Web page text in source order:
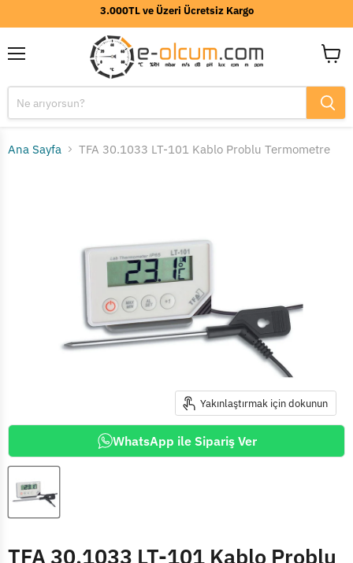
3.000TL ve Üzeri Ücretsiz Kargo
Ana Sayfa TFA 30.1033 LT-101 Kablo Problu Termometre
Yakınlaştırmak için dokunun
WhatsApp ile Sipariş Ver
TFA 30.1033 LT-101 Kablo Problu